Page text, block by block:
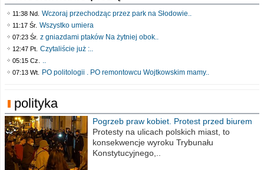
11:38 Nd. Wczoraj przechodząc przez park na Słodowie..
11:17 Śr. Wszystko umiera
07:23 Śr. z gniazdami ptaków Na żytniej obok..
12:47 Pt. Czytaliście już :..
05:15 Cz. ..
07:13 Wt. PO politologii . PO remontowcu Wojtkowskim mamy..
polityka
Pogrzeb praw kobiet. Protest przed biurem
poselskim PiS
Protesty na ulicach polskich miast, to
konsekwencje wyroku Trybunału
Konstytucyjnego,..